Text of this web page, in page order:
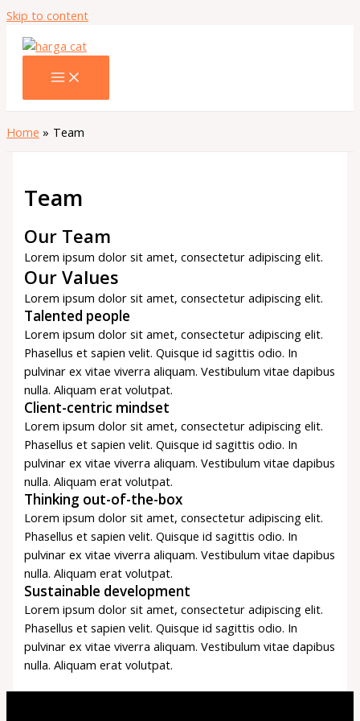
Skip to content
Home Team
Team
Our Team
Lorem ipsum dolor sit amet, consectetur adipiscing elit.
Our Values
Lorem ipsum dolor sit amet, consectetur adipiscing elit.
Talented people
Lorem ipsum dolor sit amet, consectetur adipiscing elit.
Phasellus et sapien velit. Quisque id sagittis odio. In
pulvinar ex vitae viverra aliquam. Vestibulum vitae dapibus
nulla. Aliquam erat volutpat.
Client-centric mindset
Lorem ipsum dolor sit amet, consectetur adipiscing elit.
Phasellus et sapien velit. Quisque id sagittis odio. In
pulvinar ex vitae viverra aliquam. Vestibulum vitae dapibus
nulla. Aliquam erat volutpat.
Thinking out-of-the-box
Lorem ipsum dolor sit amet, consectetur adipiscing elit.
Phasellus et sapien velit. Quisque id sagittis odio. In
pulvinar ex vitae viverra aliquam. Vestibulum vitae dapibus
nulla. Aliquam erat volutpat.
Sustainable development
Lorem ipsum dolor sit amet, consectetur adipiscing elit.
Phasellus et sapien velit. Quisque id sagittis odio. In
pulvinar ex vitae viverra aliquam. Vestibulum vitae dapibus
nulla. Aliquam erat volutpat.